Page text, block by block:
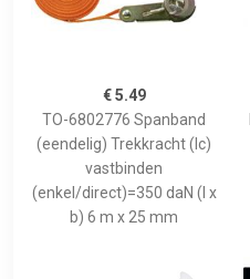
€ 5.49
TO-6802776 Spanband
(eendelig) Trekkracht (lc)
vastbinden
(enkel/direct)=350 daN (l x
b) 6 m x 25 mm